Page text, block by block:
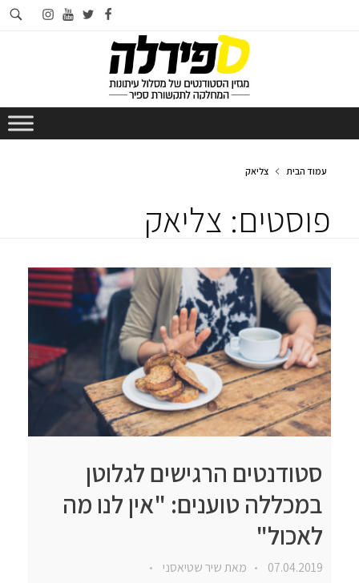
facebook
twitter
youtube
instagram
עמוד הבית צליאק
פוסטים: צליאק
סטודנטים הרגישים לגלוטן
במכללה טוענים: "אין לנו מה
לאכול"
07.04.2019 מאתשיר שטיאסני